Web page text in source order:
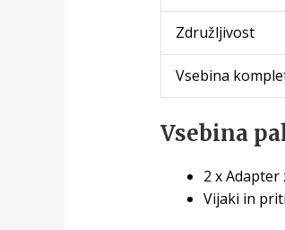
Združljivost
Vsebina
Vsebina
2 x
Vijaki in